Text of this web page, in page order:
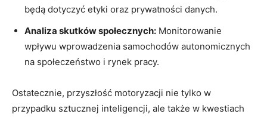
będą dotyczyć etyki oraz prywatności danych.
Analiza skutków społecznych: Monitorowanie
wpływu wprowadzenia samochodów autonomicznych
na społeczeństwo i rynek pracy.
Ostatecznie, przyszłość motoryzacji nie tylko w
przypadku sztucznej inteligencji, ale także w kwestiach